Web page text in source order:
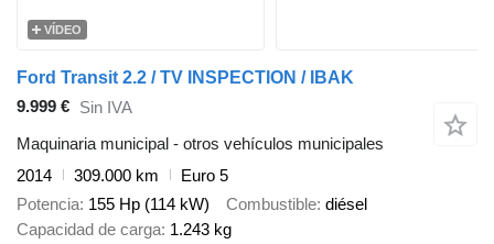
VÍDEO
Ford Transit 2.2 / TV INSPECTION / IBAK
9.999 € Sin IVA
Maquinaria municipal - otros vehículos municipales
2014
309.000 km
Euro 5
Potencia 155 Hp (114 kW) Combustible diésel
Capacidad de carga 1.243 kg